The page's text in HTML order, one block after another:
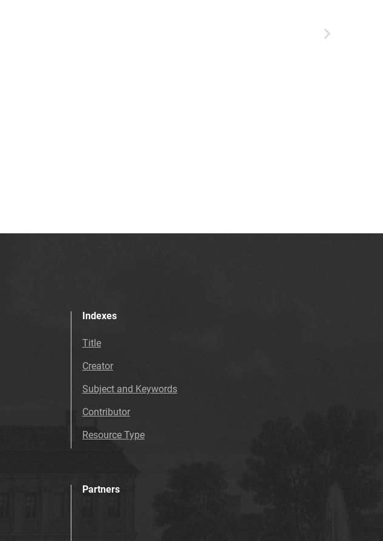
Indexes
Title
Creator
Subject and Keywords
Contributor
Resource Type
Partners